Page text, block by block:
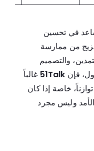
في تحسين
من ممارسة
والتصميم
فإن 51Talk غالباً
خاصة إذا كان
وليس مجرد